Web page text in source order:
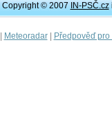
Copyright © 2007IN-PSČ.cz
| Meteoradar| Předpověď pro